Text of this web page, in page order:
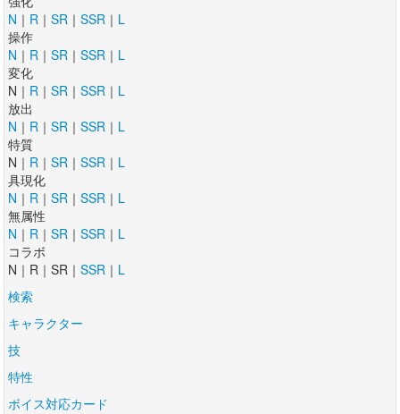
N ｜ R ｜ SR ｜ SSR ｜ L
操作
N ｜ R ｜ SR ｜ SSR ｜ L
変化
N｜ R ｜ SR ｜ SSR ｜ L
放出
N ｜ R ｜ SR ｜ SSR ｜ L
特質
N｜ R ｜ SR ｜ SSR ｜ L
具現化
N ｜ R ｜ SR ｜ SSR ｜ L
無属性
N ｜ R ｜ SR ｜ SSR ｜ L
コラボ
N｜R｜SR｜ SSR ｜ L
検索
キャラクター
技
特性
ボイス対応カード